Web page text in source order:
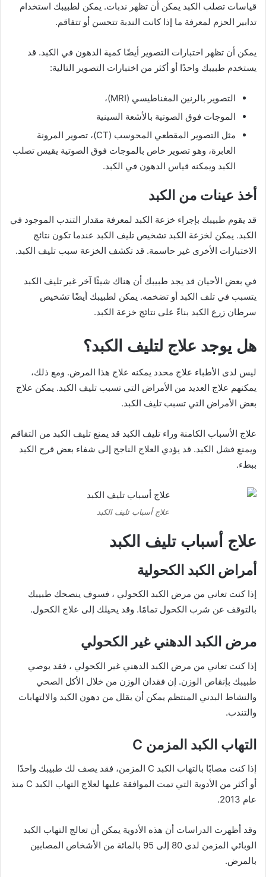
قياسات تصلب الكبد يمكن أن تظهر ندبات. يمكن لطبيبك استخدام
تدابير الحزم لمعرفة ما إذا كانت الندبة تتحسن أو تتفاقم.
يمكن أن تظهر اختبارات التصوير أيضًا كمية الدهون في الكبد. قد
يستخدم طبيبك واحدًا أو أكثر من اختبارات التصوير التالية:
التصوير بالرنين المغناطيسي (MRI)،
الموجات فوق الصوتية بالأشعة السينية
مثل التصوير المقطعي المحوسب (CT)، تصوير المرونة
العابرة، وهو تصوير خاص بالموجات فوق الصوتية يقيس تصلب
الكبد ويمكنه قياس الدهون في الكبد.
أخذ عينات من الكبد
قد يقوم طبيبك بإجراء خزعة الكبد لمعرفة مقدار التندب الموجود في
الكبد. يمكن لخزعة الكبد تشخيص تليف الكبد عندما تكون نتائج
الاختبارات الأخرى غير حاسمة. قد تكشف الخزعة سبب تليف الكبد.
في بعض الأحيان قد يجد طبيبك أن هناك شيئًا آخر غير تليف الكبد
يتسبب في تلف الكبد أو تضخمه. يمكن لطبيبك أيضًا تشخيص
سرطان زرع الكبد بناءً على نتائج خزعة الكبد.
هل يوجد علاج لتليف الكبد؟
ليس لدى الأطباء علاج محدد يمكنه علاج هذا المرض. ومع ذلك،
يمكنهم علاج العديد من الأمراض التي تسبب تليف الكبد. يمكن علاج
بعض الأمراض التي تسبب تليف الكبد.
علاج الأسباب الكامنة وراء تليف الكبد قد يمنع تليف الكبد من التفاقم
ويمنع فشل الكبد. قد يؤدي العلاج الناجح إلى شفاء بعض قرح الكبد
ببطء.
علاج أسباب تليف الكبد
علاج أسباب تليف الكبد
أمراض الكبد الكحولية
إذا كنت تعاني من مرض الكبد الكحولي ، فسوف ينصحك طبيبك
بالتوقف عن شرب الكحول تمامًا. وقد يحيلك إلى علاج الكحول.
مرض الكبد الدهني غير الكحولي
إذا كنت تعاني من مرض الكبد الدهني غير الكحولي ، فقد يوصي
طبيبك بإنقاص الوزن. إن فقدان الوزن من خلال الأكل الصحي
والنشاط البدني المنتظم يمكن أن يقلل من دهون الكبد والالتهابات
والتندب.
التهاب الكبد المزمن C
إذا كنت مصابًا بالتهاب الكبد C المزمن، فقد يصف لك طبيبك واحدًا
أو أكثر من الأدوية التي تمت الموافقة عليها لعلاج التهاب الكبد C منذ
عام 2013.
وقد أظهرت الدراسات أن هذه الأدوية يمكن أن تعالج التهاب الكبد
الوبائي المزمن لدى 80 إلى 95 بالمائة من الأشخاص المصابين
بالمرض.